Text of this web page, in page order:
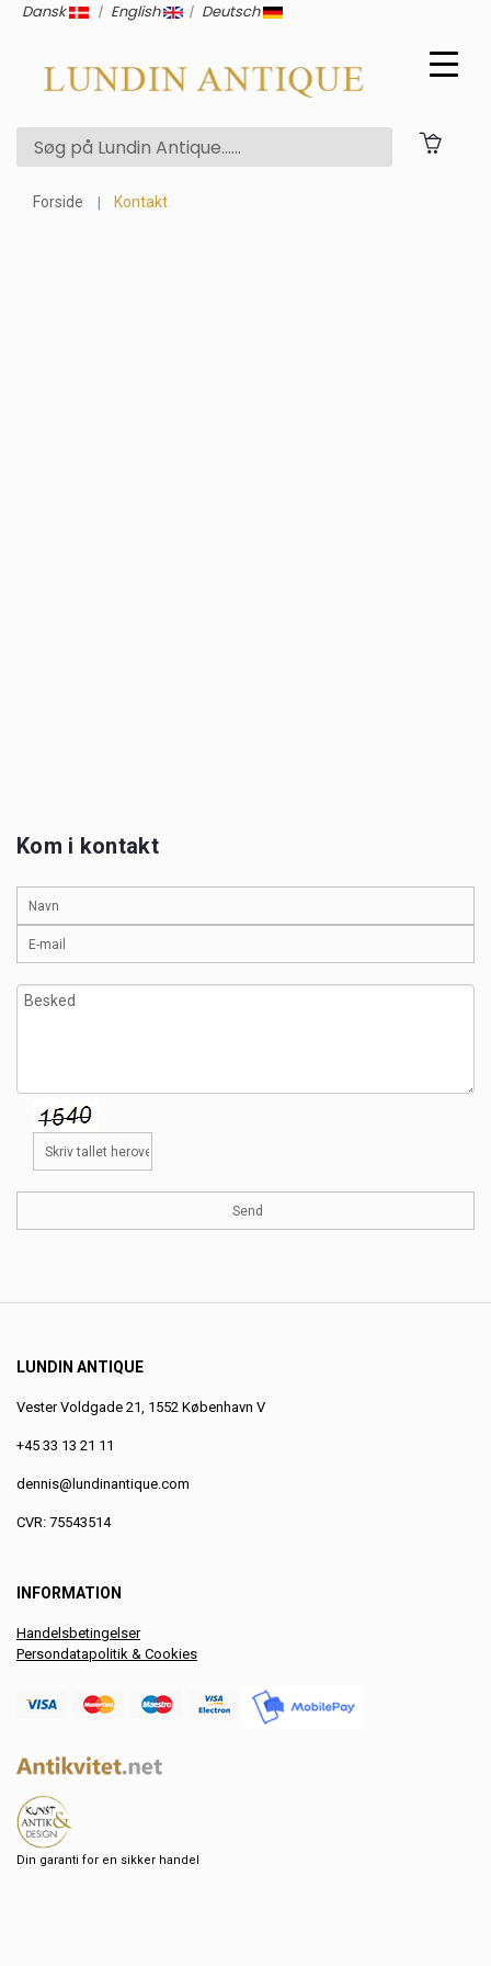
Dansk | English | Deutsch
Forside Kontakt
Kom i kontakt
LUNDIN ANTIQUE
Vester Voldgade 21, 1552 København V
+45 33 13 21 11
dennis@lundinantique.com
CVR: 75543514
INFORMATION
Handelsbetingelser
Persondatapolitik & Cookies
Din garanti for en sikker handel